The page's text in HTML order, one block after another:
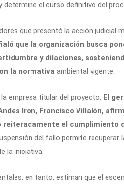
determine el curso definitivo del
que presentó la acción judicial
que la organización busca
y dilaciones,
la normativa ambiental vigente.
empresa titular del proyecto. El
Iron, Francisco Villalón,
el cumplimiento
del fallo permite
la iniciativa.
en tanto, estiman que el